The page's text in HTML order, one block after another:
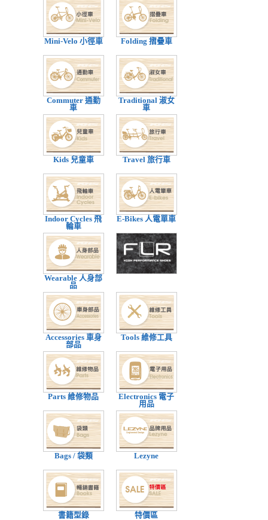
Mini-Velo 小徑車 Folding 摺疊車
Commuter 通勤
車
Traditional 淑女
車
Kids 兒童車 Travel 旅行車
Indoor Cycles 飛
輪車
E-Bikes 人電單車
Wearable 人身部
品
Accessories 車身
部品
Tools 維修工具
Parts 維修物品
Electronics 電子
用品
Bags / 袋類 Lezyne
書籍型錄 特價區